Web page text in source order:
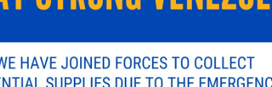
Los campos obligatorios están marcados con*